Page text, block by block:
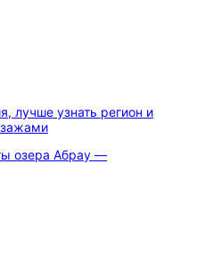
лучше узнать регион и